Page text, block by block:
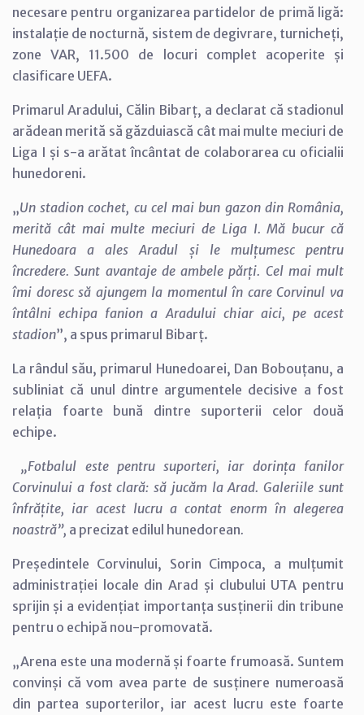
necesare pentru organizarea partidelor de primă ligă:
instalație de nocturnă, sistem de degivrare, turnicheți,
zone VAR, 11.500 de locuri complet acoperite și
clasificare UEFA.
Primarul Aradului, Călin Bibarț, a declarat că stadionul
arădean merită să găzduiască cât mai multe meciuri de
Liga I și s-a arătat încântat de colaborarea cu oficialii
hunedoreni.
„Un stadion cochet, cu cel mai bun gazon din România,
merită cât mai multe meciuri de Liga I. Mă bucur că
Hunedoara a ales Aradul și le mulțumesc pentru
încredere. Sunt avantaje de ambele părți. Cel mai mult
îmi doresc să ajungem la momentul în care Corvinul va
întâlni echipa fanion a Aradului chiar aici, pe acest
stadion”, a spus primarul Bibarț.
La rândul său, primarul Hunedoarei, Dan Bobouțanu, a
subliniat că unul dintre argumentele decisive a fost
relația foarte bună dintre suporterii celor două
echipe.
„Fotbalul este pentru suporteri, iar dorința fanilor
Corvinului a fost clară: să jucăm la Arad. Galeriile sunt
înfrățite, iar acest lucru a contat enorm în alegerea
noastră”, a precizat edilul hunedorean.
Președintele Corvinului, Sorin Cimpoca, a mulțumit
administrației locale din Arad și clubului UTA pentru
sprijin și a evidențiat importanța susținerii din tribune
pentru o echipă nou-promovată.
„Arena este una modernă și foarte frumoasă. Suntem
convinși că vom avea parte de susținere numeroasă
din partea suporterilor, iar acest lucru este foarte